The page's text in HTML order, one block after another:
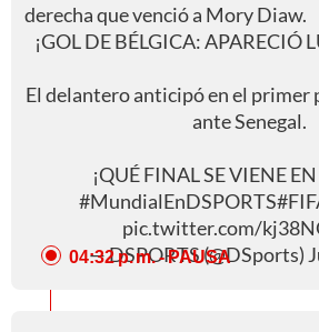
derecha que venció a Mory Diaw.
¡GOL DE BÉLGICA:
El delantero anticipó en el primer
ante Senegal.
¡QUÉ FINAL SE VIENE
#MundialEnDSPORTS
pic.twitter.com/
— DSPORTS (@DSports)
04:32 p. m.- PAUSA